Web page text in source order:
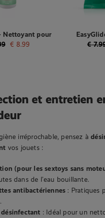
Nettoyant pour
alcool – 150 ml
€ 8.99
fraicheur
€
et entretien
irréprochable, pensez à
vos jouets :
(pour les sextoys sans
dans de l’eau bouillante.
antibactériennes : Pratiques
désinfectant : Idéal pour un